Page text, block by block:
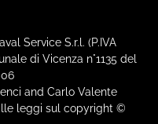
Service S.r.l. (P.IVA
di Vicenza n°1135 del
and Carlo Valente
leggi sul copyright ©